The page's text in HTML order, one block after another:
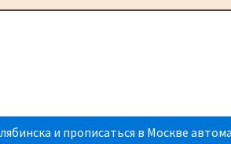
и прописаться в Москве